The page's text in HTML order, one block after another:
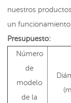
nuestros
un funcionamiento
Presupuesto:
Número
de
modelo
de la